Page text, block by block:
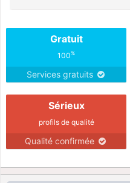
Gratuit
100%
Services gratuits
Sérieux
profils de qualité
Qualité confirmée